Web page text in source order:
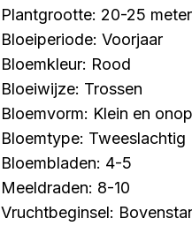
Plantgrootte: 20-25
Bloeiperiode: Voorjaar
Bloemkleur: Rood
Bloeiwijze: Trossen
Bloemvorm: Klein en
Bloemtype: Tweeslachtig
Bloembladen: 4-5
Meeldraden: 8-10
Vruchtbeginsel: